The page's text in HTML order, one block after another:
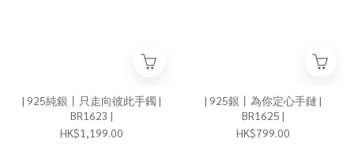
| 925純銀丨只走向彼此手鐲 |
BR1623 |
HK$1,199.00
| 925銀丨為你定心手鏈 |
BR1625 |
HK$799.00